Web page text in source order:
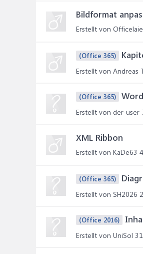
Bildformat
Erstellt von Officelaie
(Office 365)
Erstellt von Andreas
(Office 365)
Erstellt von der-user
XML Ribbon
Erstellt von KaDe63
(Office 365)
Erstellt von SH2026
(Office 2016)
Erstellt von UniSol